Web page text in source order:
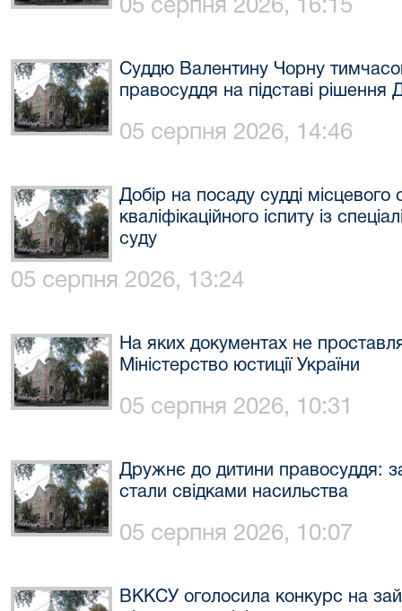
05 серпня 2026, 16:15
Суддю Валентину Чорну
правосуддя на підставі рішення
05 серпня 2026, 14:46
Добір на посаду судді місцевого
кваліфікаційного іспиту із
суду
05 серпня 2026, 13:24
На яких документах не
Міністерство юстиції України
05 серпня 2026, 10:31
Дружнє до дитини правосуддя:
стали свідками насильства
05 серпня 2026, 10:07
ВККСУ оголосила конкурс на